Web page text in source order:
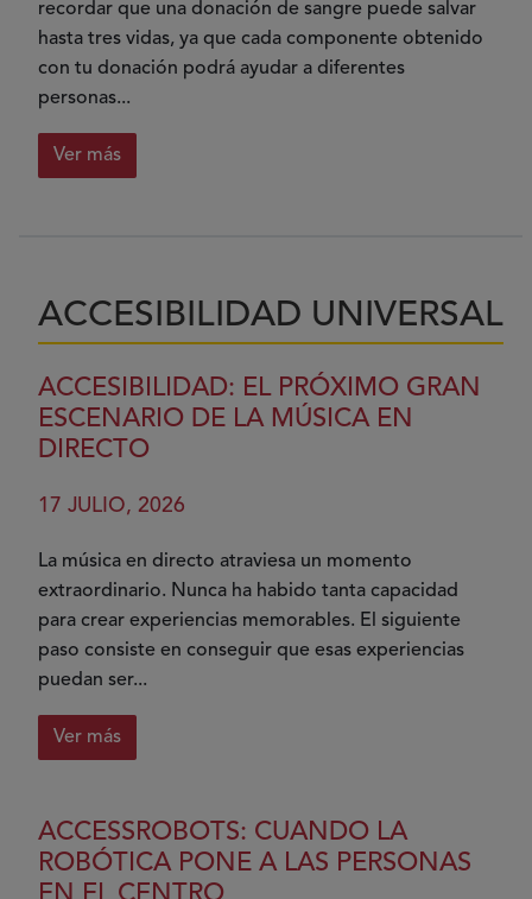
recordar que una donación de sangre puede salvar
hasta tres vidas, ya que cada componente obtenido
con tu donación podrá ayudar a diferentes
personas...
Ver más
sobre
importante
donar
ACCESIBILIDAD UNIVERSAL
ACCESIBILIDAD: EL PRÓXIMO GRAN
ESCENARIO DE LA MÚSICA EN
DIRECTO
17 JULIO, 2026
La música en directo atraviesa un momento
extraordinario. Nunca ha habido tanta capacidad
para crear experiencias memorables. El siguiente
paso consiste en conseguir que esas experiencias
puedan ser...
Ver más
sobre
el
próximo
gran
ACCESSROBOTS: CUANDO LA
ROBÓTICA PONE A LAS PERSONAS